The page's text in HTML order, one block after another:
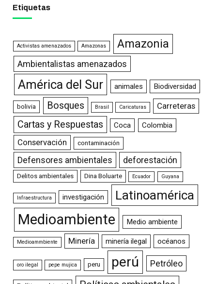
Etiquetas
Activistas amenazados Amazonas Amazonia
Ambientalistas amenazados
América del Sur animales Biodiversidad
bolivia Bosques Brasil Caricaturas Carreteras
Cartas y Respuestas Coca Colombia
Conservación contaminación
Defensores ambientales deforestación
Delitos ambientales Dina Boluarte Ecuador Guyana
Infraestructura investigación Latinoamérica
Medioambiente Medio ambiente
Medioammbiente Minería minería ilegal océanos
oro ilegal pepe mujica peru perú Petróleo